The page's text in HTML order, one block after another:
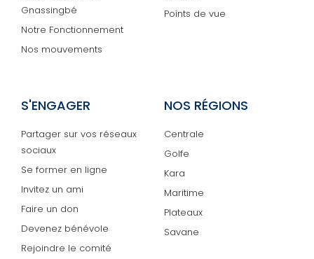
Gnassingbé
Notre Fonctionnement
Nos mouvements
Points de vue
S'ENGAGER
Partager sur vos réseaux
sociaux
Se former en ligne
Invitez un ami
Faire un don
Devenez bénévole
Rejoindre le comité
NOS RÉGIONS
Centrale
Golfe
Kara
Maritime
Plateaux
Savane